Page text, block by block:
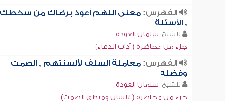
الفهرس:معنى اللهم أعوذ برضاك من سخطك
, الأسئلة
للشيخ: سلمان العودة
جزء من محاضرة ( آداب الدعاء)
الفهرس:معاملة السلف لألسنتهم , الصمت
وفضله
للشيخ: سلمان العودة
جزء من محاضرة ( اللسان ومنطق الصمت)